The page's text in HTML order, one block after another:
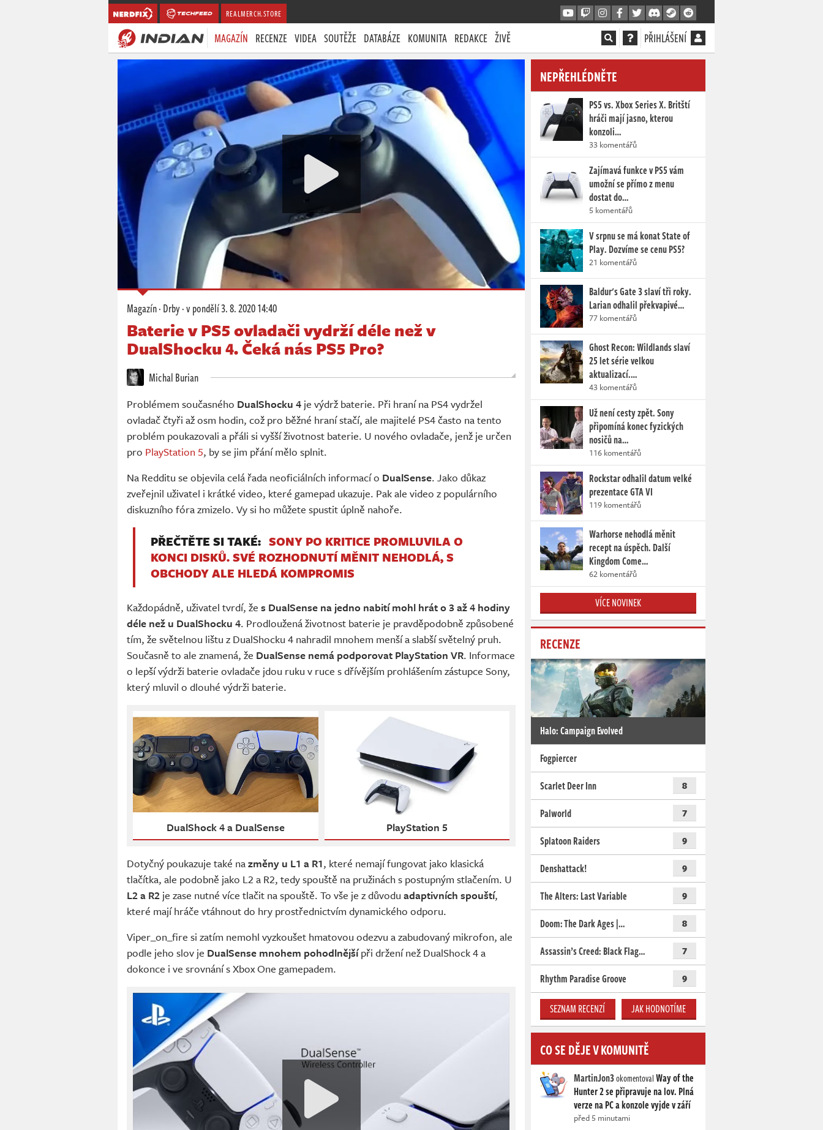
REALMERCH.STORE
MAGAZÍN RECENZE VIDEA SOUTĚŽE DATABÁZE KOMUNITA REDAKCE ŽIVĚ PŘIHLÁŠENÍ
Magazín·Drby·v pondělí3. 8. 2020 14:40
Baterie v PS5 ovladači vydrží déle než v
DualShocku 4. Čeká nás PS5 Pro?
Michal Burian
Problémem současného DualShocku 4 je výdrž baterie. Při hraní na PS4 vydržel
ovladač čtyři až osm hodin, což pro běžné hraní stačí, ale majitelé PS4 často na tento
problém poukazovali a přáli si vyšší životnost baterie. U nového ovladače, jenž je určen
pro PlayStation 5, by se jim přání mělo splnit.
Na Redditu se objevila celá řada neoficiálních informací o DualSense. Jako důkaz
zveřejnil uživatel i krátké video, které gamepad ukazuje. Pak ale video z populárního
diskuzního fóra zmizelo. Vy si ho můžete spustit úplně nahoře.
PŘEČTĚTE SI TAKÉ: SONY PO KRITICE PROMLUVILA O
KONCI DISKŮ. SVÉ ROZHODNUTÍ MĚNIT NEHODLÁ, S
OBCHODY ALE HLEDÁ KOMPROMIS
Každopádně, uživatel tvrdí, že s DualSense na jedno nabití mohl hrát o 3 až 4 hodiny
déle než u DualShocku 4. Prodloužená životnost baterie je pravděpodobně způsobené
tím, že světelnou lištu z DualShocku 4 nahradil mnohem menší a slabší světelný pruh.
Současně to ale znamená, že DualSense nemá podporovat PlayStation VR. Informace
o lepší výdrži baterie ovladače jdou ruku v ruce s dřívějším prohlášením zástupce Sony,
který mluvil o dlouhé výdrži baterie.
DualShock 4 a DualSense PlayStation 5
Dotyčný poukazuje také nazměny u L1 a R1, které nemají fungovat jako klasická
tlačítka, ale podobně jako L2 a R2, tedy spouště na pružinách s postupným stlačením. U
L2 a R2 je zase nutné více tlačit na spouště. To vše je z důvodu adaptivních spouští,
které mají hráče vtáhnout do hry prostřednictvím dynamického odporu.
Viper_on_fire si zatím nemohl vyzkoušet hmatovou odezvu a zabudovaný mikrofon, ale
podle jeho slov je DualSense mnohem pohodlnějšípři držení než DualShock 4 a
dokonce i ve srovnání s Xbox One gamepadem.
NEPŘEHLÉDNĚTE
PS5 vs. Xbox Series X. Britští
hráči mají jasno, kterou
konzoli…
33 komentářů
Zajímavá funkce v PS5 vám
umožní se přímo z menu
dostat do…
5 komentářů
V srpnu se má konat State of
Play. Dozvíme se cenu PS5?
21 komentářů
Baldur's Gate 3 slaví tři roky.
Larian odhalil překvapivé…
77 komentářů
Ghost Recon: Wildlands slaví
25 let série velkou
aktualizací.…
43 komentářů
Už není cesty zpět. Sony
připomíná konec fyzických
nosičů na…
116 komentářů
Rockstar odhalil datum velké
prezentace GTA VI
119 komentářů
Warhorse nehodlá měnit
recept na úspěch. Další
Kingdom Come…
62 komentářů
VÍCE NOVINEK
RECENZE
Halo: Campaign Evolved
Fogpiercer
Scarlet Deer Inn
8
Palworld 7
Splatoon Raiders 9
Denshattack! 9
The Alters: Last Variable 9
Doom: The Dark Ages |… 8
Assassin’s Creed: Black Flag… 7
Rhythm Paradise Groove 9
SEZNAM RECENZÍ JAK HODNOTÍME
CO SE DĚJE V KOMUNITĚ
MartinJon3okomentovalWay of the
Hunter 2 se připravuje na lov. Plná
verze na PC a konzole vyjde v září
před 5 minutami